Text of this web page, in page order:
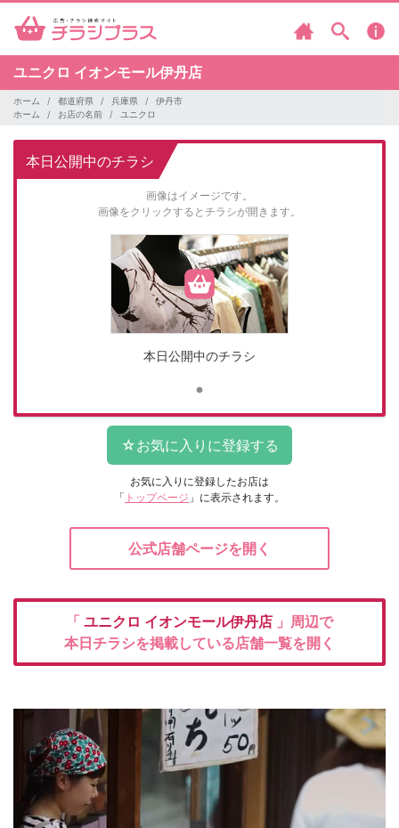
ユニクロ イオンモール伊丹店
ホーム 都道府県 兵庫県
伊丹市
ホーム
お店の名前 ユニクロ
本日公開中のチラシ
画像はイメージです。
画像をクリックするとチラシが開きます。
本日公開中のチラシ
お気に入りに登録したお店は
「 トップページ 」に表示されます。
公式店舗ページを開く
「 ユニクロ イオンモール伊丹店 」周辺で
本日チラシを掲載している店舗一覧を開く